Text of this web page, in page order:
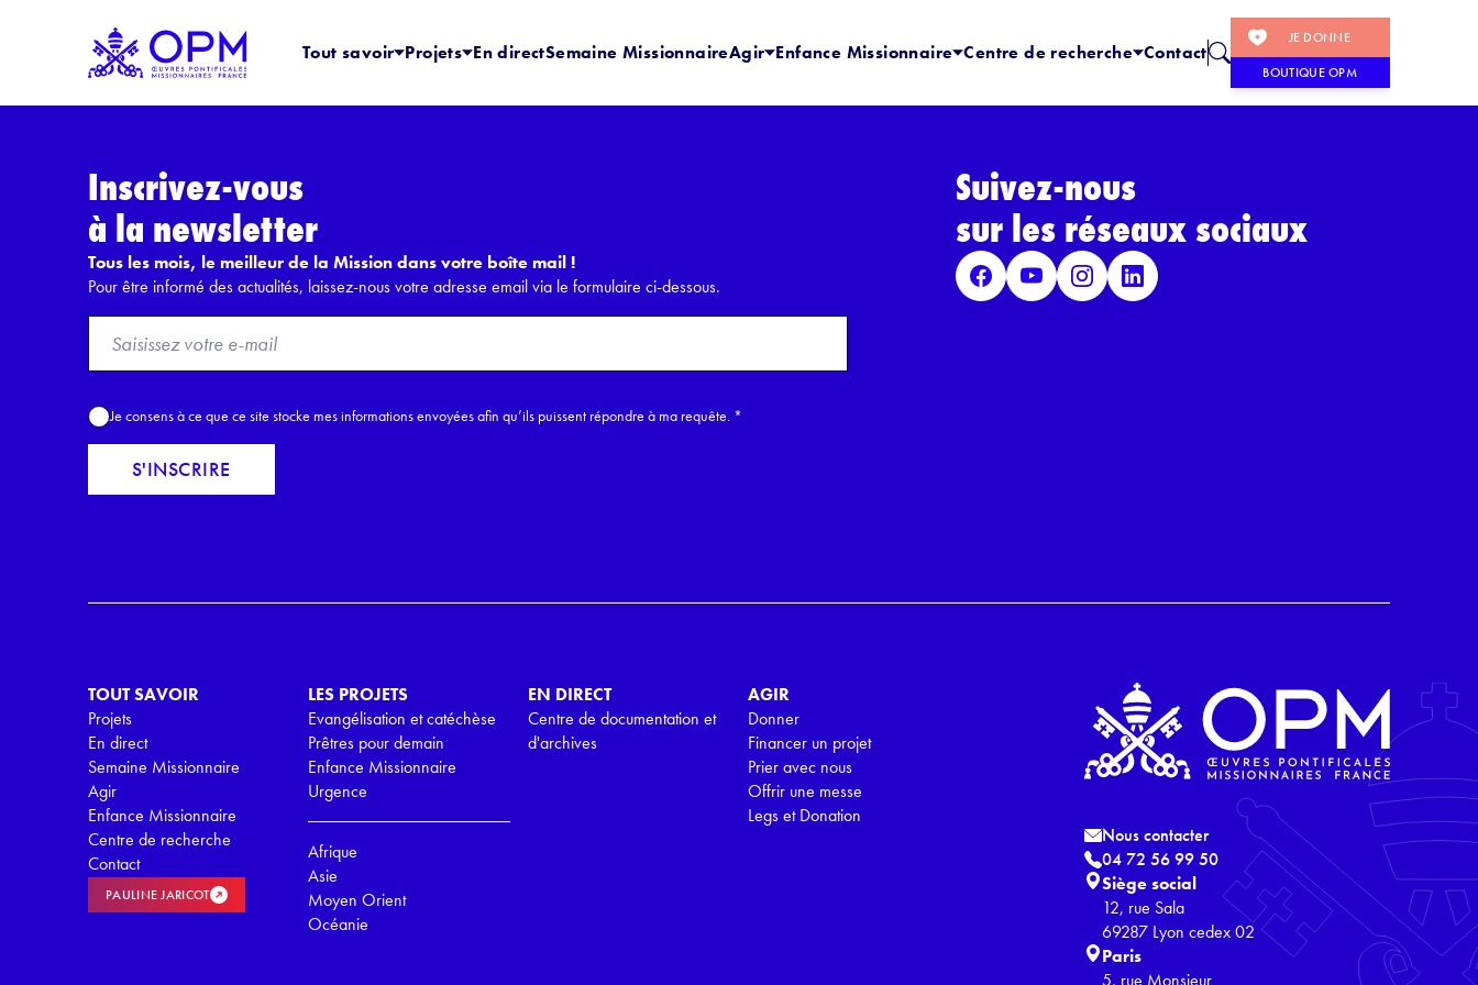
Tout savoir Projets En directSemaine MissionnaireAgir Enfance Missionnaire Centre de recherche Contact
JE DONNE
BOUTIQUE OPM
Inscrivez-vous
à la newsletter
Tous les mois, le meilleur de la Mission dans votre boîte mail !
Pour être informé des actualités, laissez-nous votre adresse email via le formulaire ci-dessous.
o
E
m
i
A
c
P
Je consens à ce que ce site stocke mes informations envoyées afin qu’ils puissent répondre à ma requête. *
S'INSCRIRE
Suivez-nous
sur les réseaux sociaux
TOUT SAVOIR
Projets
En direct
Semaine Missionnaire
Agir
Enfance Missionnaire
Centre de recherche
Contact
PAULINE JARICOT
LES PROJETS
Evangélisation et catéchèse
Prêtres pour demain
Enfance Missionnaire
Urgence
Afrique
Asie
Moyen Orient
Océanie
EN DIRECT
Centre de documentation et
d'archives
AGIR
Donner
Financer un projet
Prier avec nous
Offrir une messe
Legs et Donation
Nous contacter
04 72 56 99 50
Siège social
12, rue Sala
69287 Lyon cedex 02
Paris
5, rue Monsieur